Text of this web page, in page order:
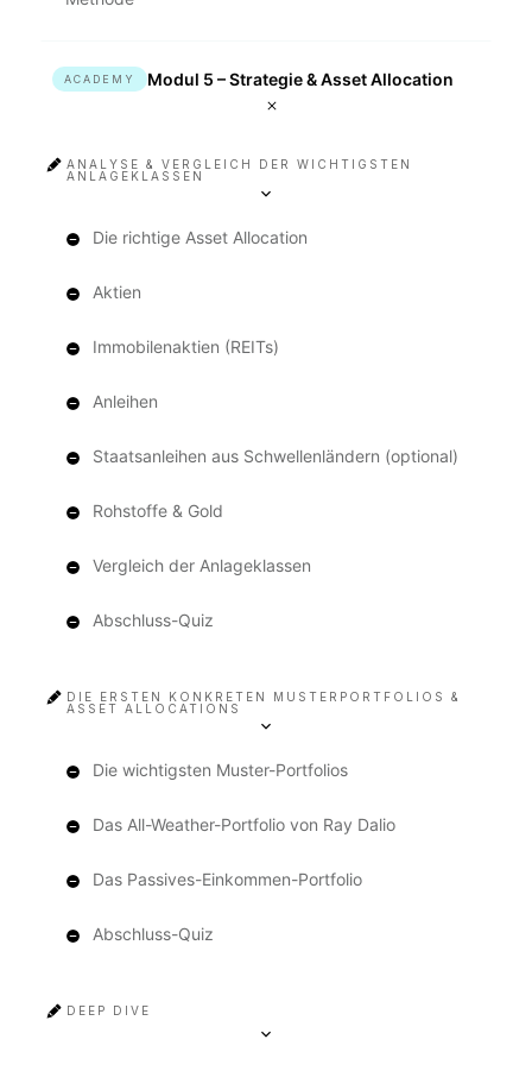
ACADEMY Modul 5 – Strategie & Asset Allocation
ANALYSE & VERGLEICH DER WICHTIGSTEN
ANLAGEKLASSEN
Die richtige Asset Allocation
Aktien
Immobilenaktien (REITs)
Anleihen
Staatsanleihen aus Schwellenländern (optional)
Rohstoffe & Gold
Vergleich der Anlageklassen
Abschluss-Quiz
DIE ERSTEN KONKRETEN MUSTERPORTFOLIOS &
ASSET ALLOCATIONS
Die wichtigsten Muster-Portfolios
Das All-Weather-Portfolio von Ray Dalio
Das Passives-Einkommen-Portfolio
Abschluss-Quiz
DEEP DIVE